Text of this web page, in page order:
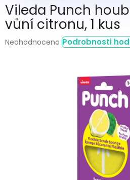
Vileda Punch
vůní citronu, 1 kus
Průměrné
Neohodnoceno Podrobnosti